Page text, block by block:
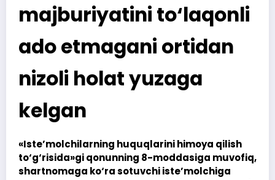
majburiyatini to‘laqonli
ado etmagani ortidan
nizoli holat yuzaga
kelgan
«Iste’molchilarning huquqlarini himoya qilish
to‘g‘risida»gi qonunning 8-moddasiga muvofiq,
shartnomaga ko‘ra sotuvchi iste’molchiga